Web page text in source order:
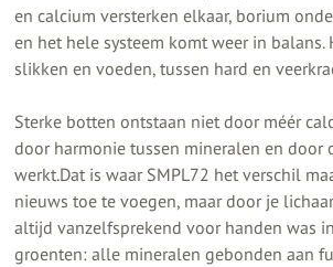
en calcium versterken elkaar, borium
en het hele systeem komt weer in balans.
slikken en voeden, tussen hard en
Sterke botten ontstaan niet door méér
door harmonie tussen mineralen en door
werkt.Dat is waar SMPL72 het verschil
nieuws toe te voegen, maar door je
altijd vanzelfsprekend voor handen was
groenten: alle mineralen gebonden aan